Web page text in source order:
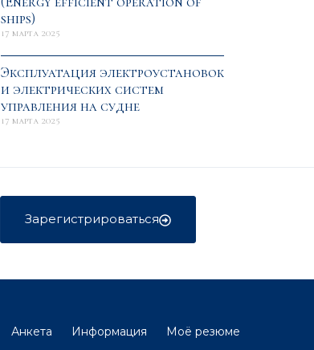
ships)
17 марта 2025
Эксплуатация электроустановок
и электрических систем
управления на судне
17 марта 2025
Зарегистрироваться
Анкета Информация
Моё резюме